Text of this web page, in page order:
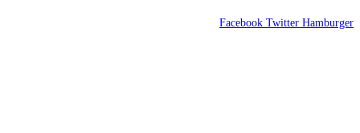
Facebook Twitter Hamburger